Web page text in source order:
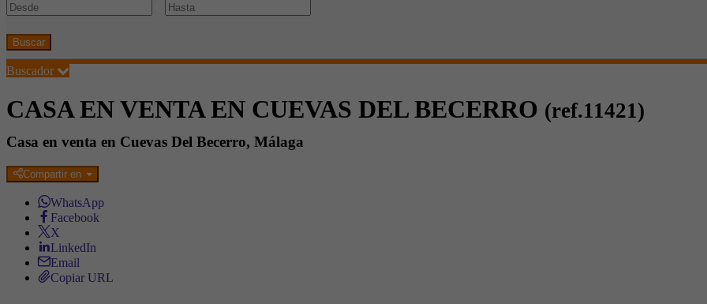
Buscar
Buscador
CASA EN VENTA EN CUEVAS DEL BECERRO (ref.11421)
Casa en venta en Cuevas Del Becerro, Málaga
Compartir en
WhatsApp
Facebook
X
LinkedIn
Email
Copiar URL